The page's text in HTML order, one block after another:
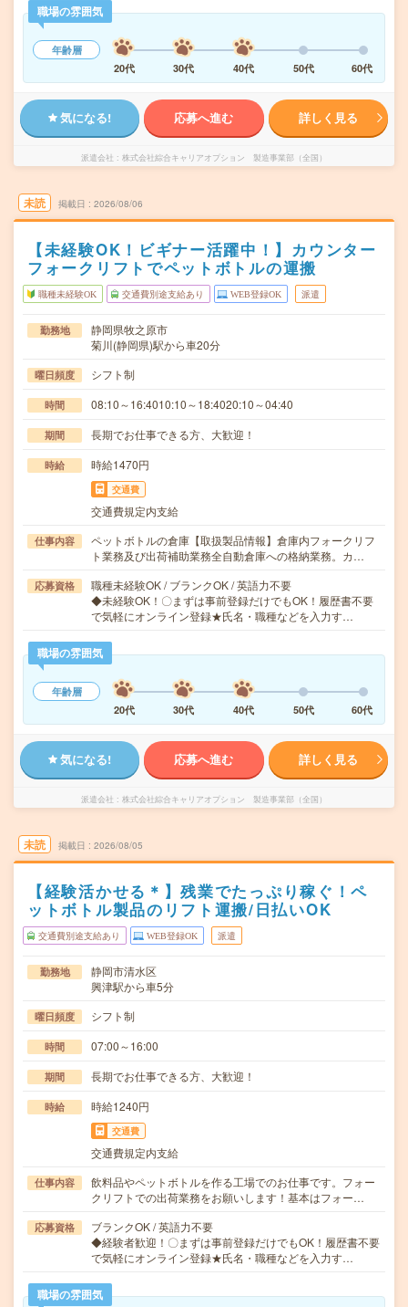
職場の雰囲気
年齢層
20代
30代 40代 50代 60代
気になる! 応募へ進む 詳しく見る
派遣会社 株式会社綜合キャリアオプション 製造事業部（全国）
未読 掲載日 2026/08/06
【未経験OK！ビギナー活躍中！】カウンター
フォークリフトでペットボトルの運搬
職種未経験OK 交通費別途支給あり WEB登録OK 派遣
勤務地
静岡県牧之原市
菊川(静岡県)駅から車20分
曜日頻度 シフト制
時間 08:10～16:4010:10～18:4020:10～04:40
期間 長期でお仕事できる方、大歓迎！
時給 時給1470円
交通費
交通費規定内支給
仕事内容
ペットボトルの倉庫【取扱製品情報】倉庫内フォークリフ
ト業務及び出荷補助業務全自動倉庫への格納業務。カ…
応募資格
職種未経験OK / ブランクOK / 英語力不要
◆未経験OK！〇まずは事前登録だけでもOK！履歴書不要
で気軽にオンライン登録★氏名・職種などを入力す…
職場の雰囲気
年齢層
20代
30代 40代 50代 60代
気になる! 応募へ進む 詳しく見る
派遣会社 株式会社綜合キャリアオプション 製造事業部（全国）
未読 掲載日 2026/08/05
【経験活かせる＊】残業でたっぷり稼ぐ！ペ
ットボトル製品のリフト運搬/日払いOK
交通費別途支給あり WEB登録OK 派遣
勤務地
静岡市清水区
興津駅から車5分
曜日頻度 シフト制
時間 07:00～16:00
期間 長期でお仕事できる方、大歓迎！
時給 時給1240円
交通費
交通費規定内支給
仕事内容
飲料品やペットボトルを作る工場でのお仕事です。フォー
クリフトでの出荷業務をお願いします！基本はフォー…
応募資格
ブランクOK / 英語力不要
◆経験者歓迎！〇まずは事前登録だけでもOK！履歴書不要
で気軽にオンライン登録★氏名・職種などを入力す…
職場の雰囲気